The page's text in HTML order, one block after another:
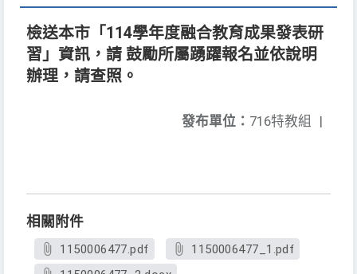
檢送本市「114學年度融合教育成果發表研
習」資訊，請 鼓勵所屬踴躍報名並依說明
辦理，請查照。
發布單位： 716特教組 |
相關附件
1150006477.pdf
1150006477_1.pdf